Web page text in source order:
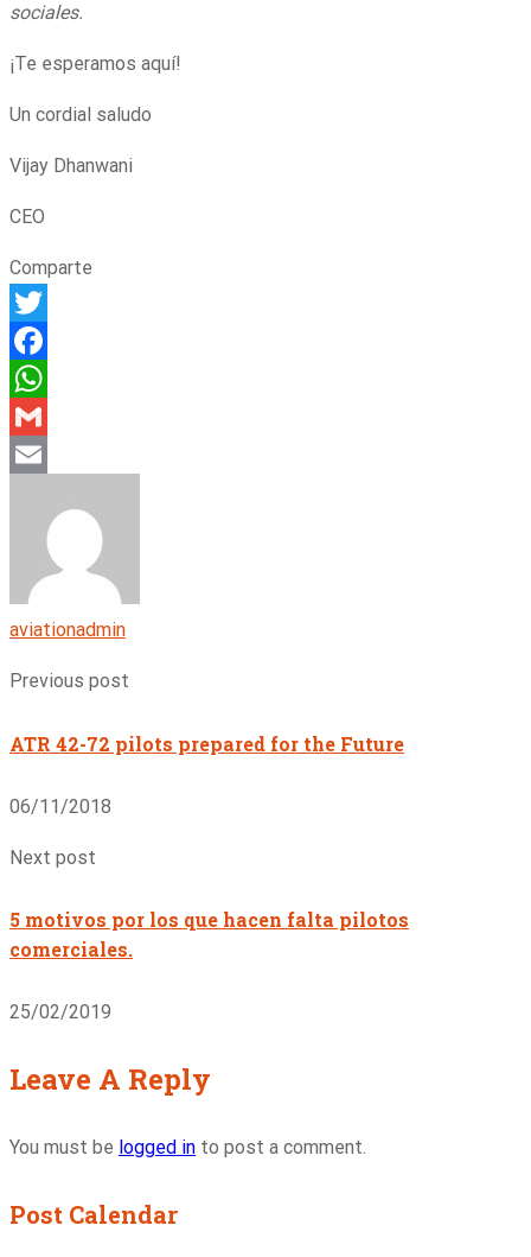
sociales.
¡Te esperamos aquí!
Un cordial saludo
Vijay Dhanwani
CEO
Comparte
Twitter
Facebook
WhatsApp
Gmail
aviationadmin
Previous post
ATR 42-72 pilots prepared for the Future
06/11/2018
Next post
5 motivos por los que hacen falta pilotos
comerciales.
25/02/2019
Leave A Reply
You must be logged in to post a comment.
Post Calendar